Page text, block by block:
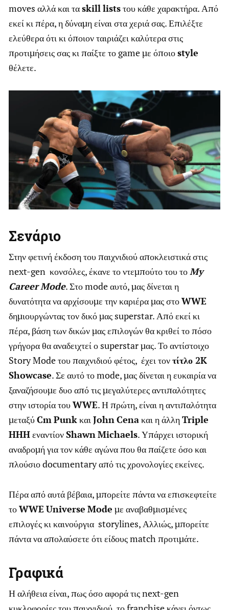
moves αλλά και ταskilllistsτου κάθε χαρακτήρα. Από
εκεί κι πέρα, η δύναμη είναι στα χεριά σας. Επιλέξτε
ελεύθερα ότι κι όποιον ταιριάζει καλύτερα στις
προτιμήσεις σας κι παίξτε το game με όποιοstyle
θέλετε.
Σενάριο
Στην φετινή έκδοση του παιχνιδιού αποκλειστικά στις
next-gen κονσόλες, έκανε το ντεμπούτο του τοMy
CareerMode. Στο mode αυτό, μας δίνεται η
δυνατότητα να αρχίσουμε την καριέρα μας στοWWE
δημιουργώντας τον δικό μας superstar. Από εκεί κι
πέρα, βάση των δικών μας επιλογών θα κριθεί το πόσο
γρήγορα θα αναδειχτεί ο superstar μας. Το αντίστοιχο
Story Mode του παιχνιδιού φέτος, έχει τοντίτλο 2K
Showcase. Σε αυτό το mode, μας δίνεται η ευκαιρία να
ξαναζήσουμε δυο από τις μεγαλύτερες αντιπαλότητες
στην ιστορία τουWWE. Η πρώτη, είναι η αντιπαλότητα
μεταξύCmPunkκαιJohnCenaκαι η άλληTriple
HHHεναντίονShawnMichaels. Υπάρχει ιστορική
αναδρομή για τον κάθε αγώνα που θα παίζετε όσο και
πλούσιο documentary από τις χρονολογίες εκείνες.
Πέρα από αυτά βέβαια, μπορείτε πάντα να επισκεφτείτε
τοWWE Universe Mode με αναβαθμισμένες
επιλογές κι καινούργια storylines, Αλλιώς, μπορείτε
πάντα να απολαύσετε ότι είδους match προτιμάτε.
Γραφικά
Η αλήθεια είναι, πως όσο αφορά τις next-gen